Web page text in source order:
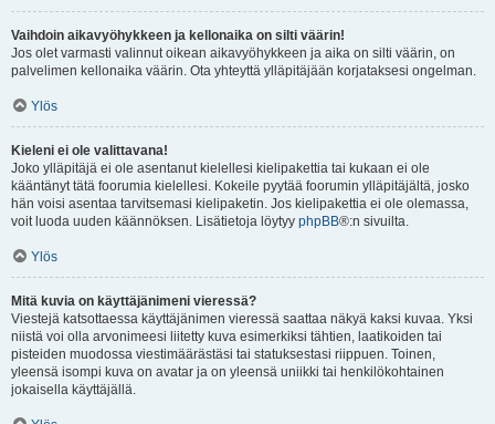
Vaihdoin aikavyöhykkeen ja kellonaika on silti väärin!
Jos olet varmasti valinnut oikean aikavyöhykkeen ja aika on silti väärin, on
palvelimen kellonaika väärin. Ota yhteyttä ylläpitäjään korjataksesi ongelman.
Ylös
Kieleni ei ole valittavana!
Joko ylläpitäjä ei ole asentanut kielellesi kielipakettia tai kukaan ei ole
kääntänyt tätä foorumia kielellesi. Kokeile pyytää foorumin ylläpitäjältä, josko
hän voisi asentaa tarvitsemasi kielipaketin. Jos kielipakettia ei ole olemassa,
voit luoda uuden käännöksen. Lisätietoja löytyy phpBB®:n sivuilta.
Ylös
Mitä kuvia on käyttäjänimeni vieressä?
Viestejä katsottaessa käyttäjänimen vieressä saattaa näkyä kaksi kuvaa. Yksi
niistä voi olla arvonimeesi liitetty kuva esimerkiksi tähtien, laatikoiden tai
pisteiden muodossa viestimäärästäsi tai statuksestasi riippuen. Toinen,
yleensä isompi kuva on avatar ja on yleensä uniikki tai henkilökohtainen
jokaisella käyttäjällä.